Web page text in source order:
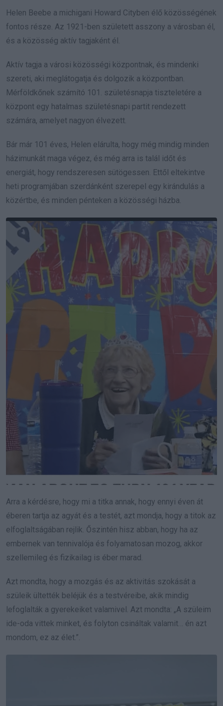
Helen Beebe a michigani Howard Cityben élő közösségének
fontos része. Az 1921-ben született asszony a városban él,
és a közösség aktív tagjaként él.
Aktív tagja a városi közösségi központnak, és mindenki
szereti, aki meglátogatja és dolgozik a központban.
Mérföldkőnek számító 101. születésnapja tiszteletére a
központ egy hatalmas születésnapi partit rendezett
számára, amelyet nagyon élvezett.
Bár már 101 éves, Helen elárulta, hogy még mindig minden
házimunkát maga végez, és még arra is talál időt és
energiát, hogy rendszeresen sütögessen. Ettől eltekintve
heti programjában szerdánként szerepel egy kirándulás a
közértbe, és minden pénteken a közösségi házba.
Arra a kérdésre, hogy mi a titka annak, hogy ennyi éven át
éberen tartja az agyát és a testét, azt mondja, hogy a titok az
elfoglaltságában rejlik. Őszintén hisz abban, hogy ha az
embernek van tennivalója és folyamatosan mozog, akkor
szellemileg és fizikailag is éber marad.
Azt mondta, hogy a mozgás és az aktivitás szokását a
szüleik ültették beléjük és a testvéreibe, akik mindig
lefoglalták a gyerekeiket valamivel. Azt mondta: „A szüleim
ide-oda vittek minket, és folyton csináltak valamit… én azt
mondom, ez az élet.”.